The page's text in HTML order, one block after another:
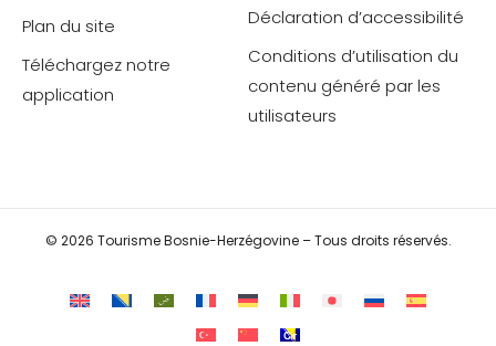
Plan du site
Téléchargez notre
application
Déclaration d’accessibilité
Conditions d’utilisation du
contenu généré par les
utilisateurs
© 2026 Tourisme Bosnie-Herzégovine – Tous droits réservés.